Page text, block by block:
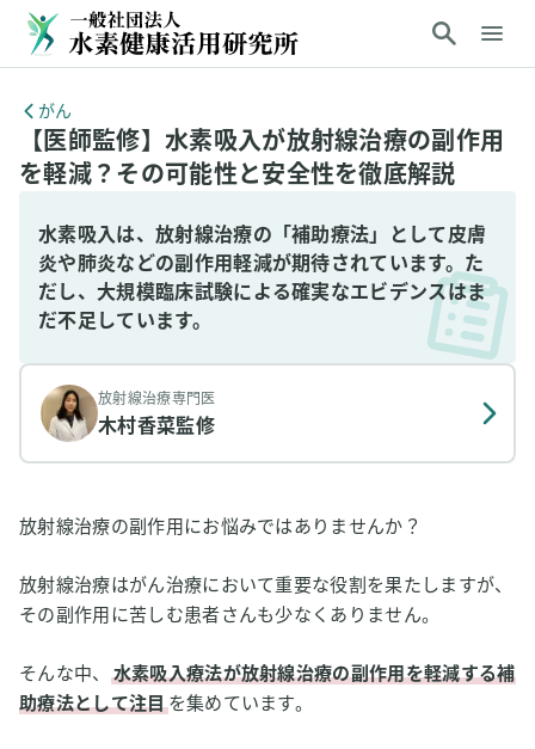
がん
【医師監修】水素吸入が放射線治療の副作用
を軽減？その可能性と安全性を徹底解説
水素吸入は、放射線治療の「補助療法」として皮膚
炎や肺炎などの副作用軽減が期待されています。た
だし、大規模臨床試験による確実なエビデンスはま
だ不足しています。
放射線治療専門医
木村香菜監修
放射線治療の副作用にお悩みではありませんか？
放射線治療はがん治療において重要な役割を果たしますが、
その副作用に苦しむ患者さんも少なくありません。
そんな中、
水素吸入療法が放射線治療の副作用を軽減する補
助療法として注目を集めています。